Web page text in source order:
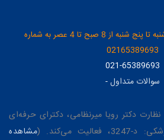
تماس تلفنی در روزهای شنبه تا پنج شنبه از 8 صبح تا 4 عصر به شماره
02165389693
021-65389693
سوالات متداول-
نظارت دکتر رویا میرنظامی، دکترای حرفه‌ای
می‌کند. (
مشاهده